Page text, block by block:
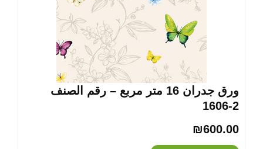
ورق جدران 16 متر مربع – رقم الصنف
‎1606-2
₪600.00